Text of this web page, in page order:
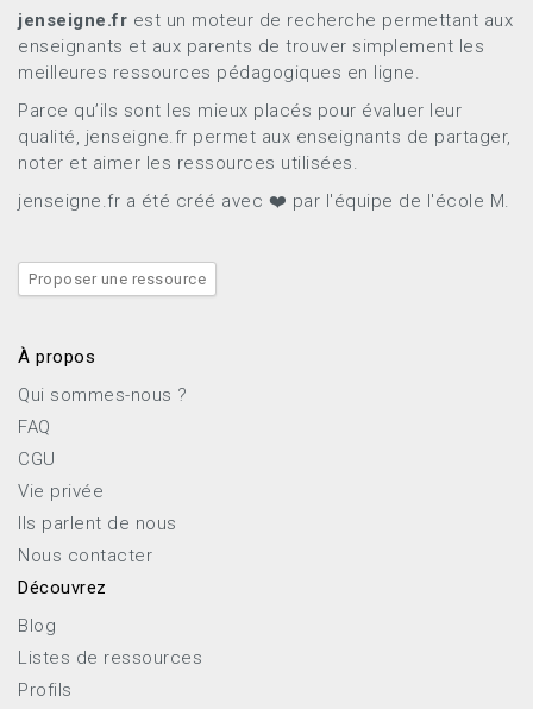
jenseigne.fr est un moteur de recherche permettant aux
enseignants et aux parents de trouver simplement les
meilleures ressources pédagogiques en ligne.
Parce qu’ils sont les mieux placés pour évaluer leur
qualité, jenseigne.fr permet aux enseignants de partager,
noter et aimer les ressources utilisées.
jenseigne.fr a été créé avec ❤️ par l'équipe de l'école M.
Proposer une ressource
À propos
Qui sommes-nous ?
FAQ
CGU
Vie privée
Ils parlent de nous
Nous contacter
Découvrez
Blog
Listes de ressources
Profils